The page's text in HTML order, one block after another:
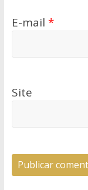
E-mail *
Site